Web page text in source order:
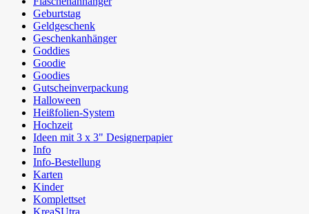
Geburtstag
Geldgeschenk
Geschenkanhänger
Goddies
Goodie
Goodies
Gutscheinverpackung
Halloween
Heißfolien-System
Hochzeit
Ideen mit 3 x 3" Designerpapier
Info
Info-Bestellung
Karten
Kinder
Komplettset
KreaSUtra